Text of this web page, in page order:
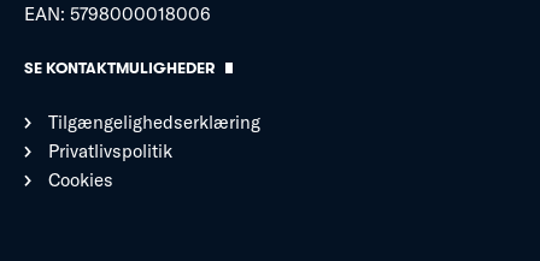
EAN: 5798000018006
SE KONTAKTMULIGHEDER
Tilgængelighedserklæring
Privatlivspolitik
Cookies